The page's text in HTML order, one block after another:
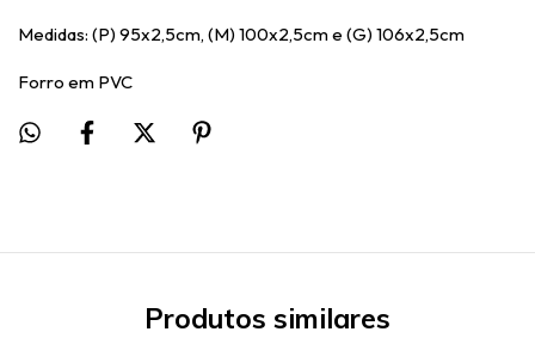
Medidas: (P) 95x2,5cm, (M) 100x2,5cm e (G) 106x2,5cm
Forro em PVC
Produtos similares